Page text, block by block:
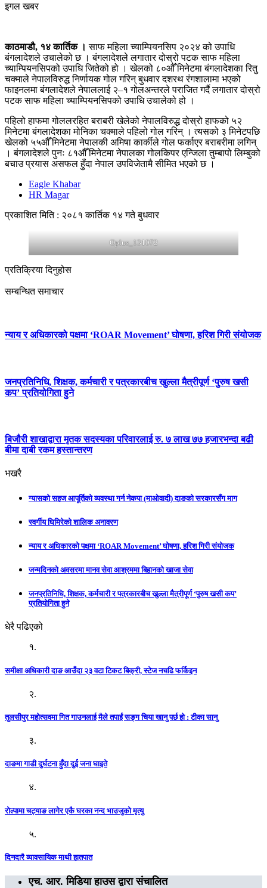
इगल खबर
काठमाडौ, १४ कार्तिक । साफ महिला च्याम्पियनसिप २०२४ को उपाधि
बंगलादेशले उचालेको छ । बंगलादेशले लगातार दोस्रो पटक साफ महिला
च्याम्पियनसिपको उपाधि जितेको हो । खेलको ८०औँ मिनेटमा बंगलादेशका रितु
चक्माले नेपालविरुद्ध निर्णायक गोल गरिन् बुधवार दशरथ रंगशालामा भएको
फाइनलमा बंगलादेशले नेपाललाई २–१ गोलअन्तरले पराजित गर्दै लगातार दोस्रो
पटक साफ महिला च्याम्पियनसिपको उपाधि उचालेको हो ।
पहिलो हाफमा गोललरहित बराबरी खेलेको नेपालविरुद्ध दोस्रो हाफको ५२
मिनेटमा बंगलादेशका मोनिका चक्माले पहिलो गोल गरिन् । त्यसको ३ मिनेटपछि
खेलको ५५औँ मिनेटमा नेपालकी अमिषा कार्कीले गोल फर्काएर बराबरीमा लगिन्
। बंगलादेशले पुनः ८१औँ मिनेटमा नेपालका गोलकिपर एन्जिला तुम्बापो लिम्बुको
बचाउ प्रयास असफल हुँदा नेपाल उपविजेतामै सीमित भएको छ ।
Eagle Khabar
HR Magar
प्रकाशित मिति : २०८१ कार्तिक १४ गते बुधवार
Oplus_131072
प्रतिक्रिया दिनुहोस
सम्बन्धित समाचार
न्याय र अधिकारको पक्षमा ‘ROAR Movement’ घोषणा, हरिश गिरी संयोजक
जनप्रतिनिधि, शिक्षक, कर्मचारी र पत्रकारबीच खुल्ला मैत्रीपूर्ण ‘पुरुष खसी
कप’ प्रतियोगिता हुने
बिजौरी शाखाद्वारा मृतक सदस्यका परिवारलाई रु. ७ लाख ७७ हजारभन्दा बढी
बीमा दाबी रकम हस्तान्तरण
भखरै
ग्यासको सहज आपूर्तिको व्यवस्था गर्न नेकपा (माओवादी) दाङको सरकारसँग माग
स्वर्गीय घिमिरेको शालिक अनावरण
न्याय र अधिकारको पक्षमा ‘ROAR Movement’ घोषणा, हरिश गिरी संयोजक
जन्मदिनको अवसरमा मानव सेवा आश्रममा बिहानको खाजा सेवा
जनप्रतिनिधि, शिक्षक, कर्मचारी र पत्रकारबीच खुल्ला मैत्रीपूर्ण ‘पुरुष खसी कप’
प्रतियोगिता हुने
धेरै पढिएको
१.
समीक्षा अधिकारी दाङ आउँदा २३ वटा टिकट बिक्री, स्टेज नचढि फर्किइन
२.
तुलसीपुर महोत्सवमा गित गाउनलाई मैले तपाईं सङ्ग चिया खानु पर्छ हो : टीका सानु
३.
दाङमा गाडी दुर्घटना हुँदा दुई जना घाइते
४.
रोल्पामा चट्याङ लागेर एकै घरका नन्द भाउजुको मृत्यु
५.
दिनदारै व्यावसायिक माथी हातपात
एच. आर. मिडिया हाउस द्वारा संचालित